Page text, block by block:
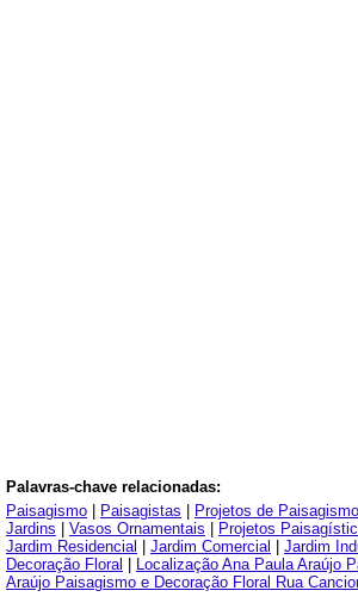
Palavras-chave relacionadas:
Paisagismo
Paisagistas Projetos de Paisagismo
Jardins
Vasos Ornamentais Projetos
Jardim Residencial
Jardim Comercial Jardim
Decoração Floral
Localização Ana Paula Araújo
Araújo Paisagismo e Decoração Floral Rua